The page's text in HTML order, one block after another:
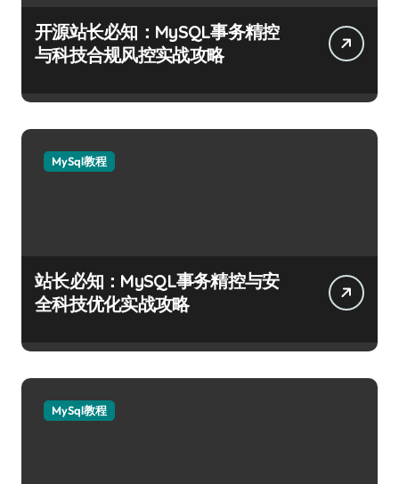
开源站长必知：MySQL事务精控
与科技合规风控实战攻略
MySql教程
站长必知：MySQL事务精控与安
全科技优化实战攻略
MySql教程